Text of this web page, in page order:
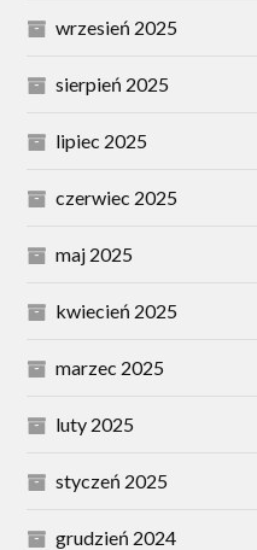
wrzesień 2025
sierpień 2025
lipiec 2025
czerwiec 2025
maj 2025
kwiecień 2025
marzec 2025
luty 2025
styczeń 2025
grudzień 2024